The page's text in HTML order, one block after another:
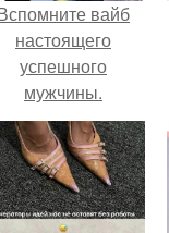
вайб
настоящего
успешного
мужчины.